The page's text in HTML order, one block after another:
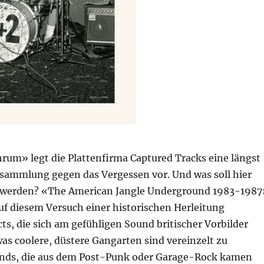
legt die Plattenfirma Captured Tracks eine längst
gegen das Vergessen vor. Und was soll hier
«The American Jangle Underground 1983-
diesem Versuch einer historischen Herleitung
die sich am gefühligen Sound britischer Vorbilder
coolere, düstere Gangarten sind vereinzelt zu
die aus dem Post-Punk oder Garage-Rock kamen